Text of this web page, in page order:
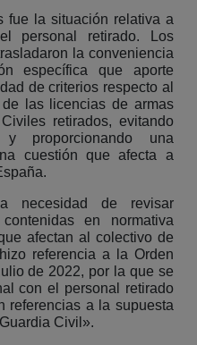
fue la situación relativa a
personal retirado. Los
la conveniencia
específica que aporte
de criterios respecto al
las licencias de armas
retirados, evitando
y proporcionando una
cuestión que afecta a
necesidad de revisar
en normativa
afectan al colectivo de
referencia a la Orden
de 2022, por la que se
con el personal retirado
referencias a la supuesta
Civil».